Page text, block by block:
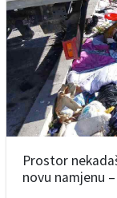
Prostor
novu namjenu –